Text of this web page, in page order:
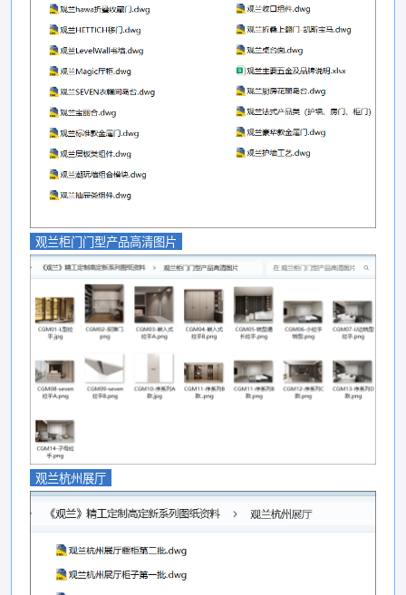
观兰柜门门型产品高清图片
观兰杭州展厅